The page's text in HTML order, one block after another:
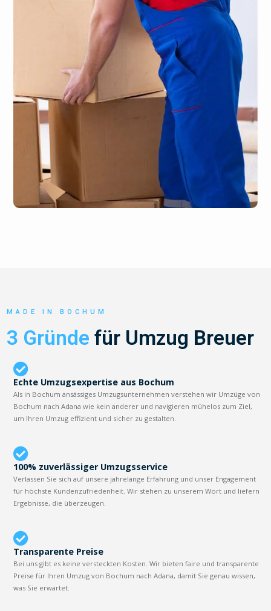
MADE IN BOCHUM
3 Gründe für Umzug Breuer
Echte Umzugsexpertise aus Bochum
Als in Bochum ansässiges Umzugsunternehmen verstehen wir Umzüge von
Bochum nach Adana wie kein anderer und navigieren mühelos zum Ziel,
um Ihren Umzug effizient und sicher zu gestalten.
100% zuverlässiger Umzugsservice
Verlassen Sie sich auf unsere jahrelange Erfahrung und unser Engagement
für höchste Kundenzufriedenheit. Wir stehen zu unserem Wort und liefern
Ergebnisse, die überzeugen.
Transparente Preise
Bei uns gibt es keine versteckten Kosten. Wir bieten faire und transparente
Preise für Ihren Umzug von Bochum nach Adana, damit Sie genau wissen,
was Sie erwartet.